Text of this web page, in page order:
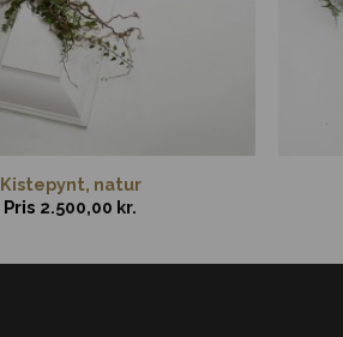
Kistepynt, natur
Pris 2.500,00 kr.